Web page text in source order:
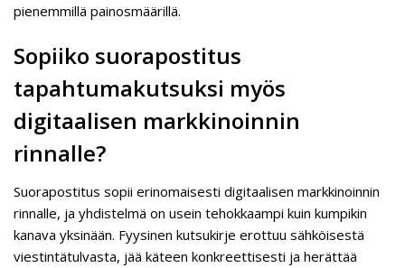
pienemmillä painosmäärillä.
Sopiiko suorapostitus
tapahtumakutsuksi myös
digitaalisen markkinoinnin
rinnalle?
Suorapostitus sopii erinomaisesti digitaalisen markkinoinnin
rinnalle, ja yhdistelmä on usein tehokkaampi kuin kumpikin
kanava yksinään. Fyysinen kutsukirje erottuu sähköisestä
viestintätulvasta, jää käteen konkreettisesti ja herättää